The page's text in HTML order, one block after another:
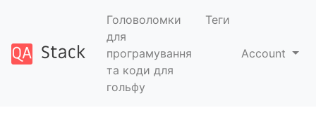
Головоломки
для
програмування
та коди для
гольфу
Теги
Account